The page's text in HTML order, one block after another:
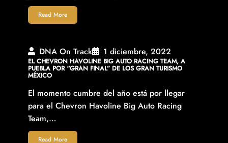
Read More
DNA On Track 1 diciembre, 2022
EL CHEVRON HAVOLINE BIG AUTO RACING TEAM, A
PUEBLA POR “GRAN FINAL” DE LOS GRAN TURISMO
MÉXICO
El momento cumbre del año está por llegar
para el Chevron Havoline Big Auto Racing
Team,…
Read More